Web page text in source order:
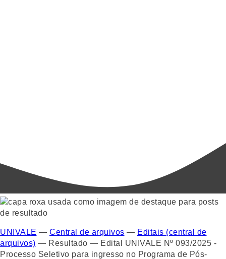
UNIVALE — Central de arquivos — Editais (central de
arquivos) — Resultado — Edital UNIVALE Nº 093/2025 -
Processo Seletivo para ingresso no Programa de Pós-